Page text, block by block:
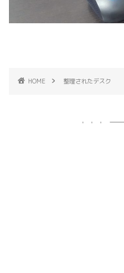
HOME 整理されたデスク